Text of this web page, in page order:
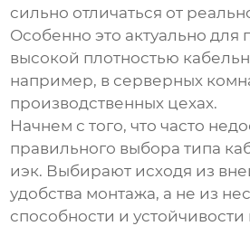
сильно отличаться от
Особенно это актуально
высокой плотностью
например, в серверных
производственных цехах.
Начнем с того, что часто
правильного выбора типа
иэк. Выбирают исходя из
удобства монтажа, а не из
способности и